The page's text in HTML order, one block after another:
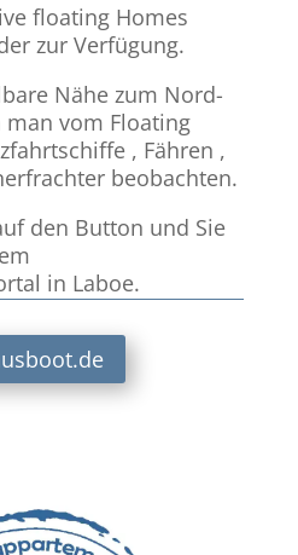
floating Homes
zur Verfügung.
Nähe zum Nord-
man vom Floating
, Fähren ,
beobachten.
den Button und Sie
in Laboe.